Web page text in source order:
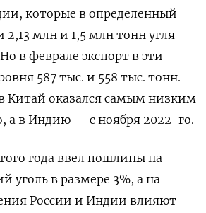
которые в определенный
2,13 млн и 1,5 млн тонн угля
в феврале экспорт в эти
587 тыс. и 558 тыс. тонн.
Китай оказался самым низким
а в Индию — с ноября 2022-го.
года ввел пошлины на
уголь в размере 3%, а на
России и Индии влияют